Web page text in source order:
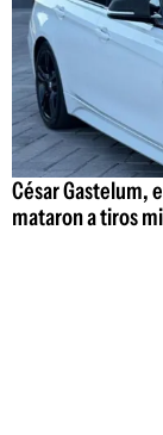
César Gastelum,
mataron a tiros